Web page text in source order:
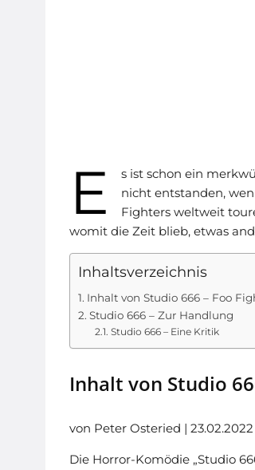
E
s ist schon ein
nicht entstanden,
Fighters weltweit
womit die Zeit blieb, etwas
Inhaltsverzeichnis
Inhalt von Studio 666 – Foo
Studio 666 – Zur Handlung
Studio 666 – Eine Kritik
Inhalt von Studio
von Peter Osteried | 23.02.2022
Die Horror-Komödie „Studio